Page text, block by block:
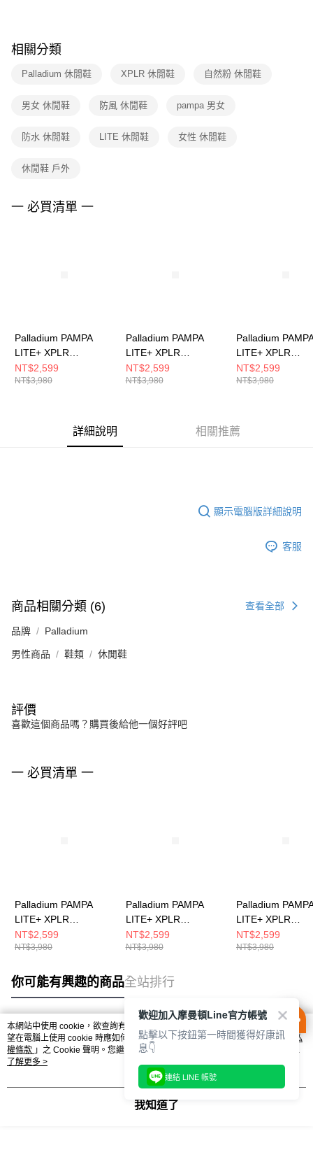
※ 交易是否成功請以「AFTEE先享後付 」之結帳頁面顯示為準，若有關於
是否繳費成功／繳費後需取消欲退款等相關疑問，請聯繫「AFTEE先享後付
客戶支援中心」https://netprotections.freshdesk.com/support/home
１．透過由恩沛科技股份有限公司提供之「AFTEE先享後付」服務完成之交
權轉讓予恩沛科技股份有限公司。
３．未成年的使用者請事先徵得法定代理人或監護人之同意方可使用
４．使用「AFTEE先享後付」時，將依據個別帳號之用戶狀況，依本公司即
相關分類
Palladium 休閒鞋 XPLR 休閒鞋 自然粉 休閒鞋
男女 休閒鞋 防風 休閒鞋 pampa 男女
防水 休閒鞋 LITE 休閒鞋 女性 休閒鞋
休閒鞋 戶外
一 必買清單 一
Palladium PAMPA
LITE+ XPLR
WP+~NATURAL
GREY 男女 休閒鞋
NT$2,599
NT$3,980
Palladium PAMPA
LITE+ XPLR
WP+~BLACK 男女 休
閒鞋 74383008
NT$2,599
NT$3,980
Palladium
LITE+ XPLR
WP+~BEIGE
女 休閒鞋
NT$2,599
NT$3,980
詳細說明 相關推薦
顯示電腦版詳細說明
客服
商品相關分類 (6) 查看全部
品牌 Palladium
男性商品 鞋類 休閒鞋
評價
喜歡這個商品嗎？購買後給他一個好評吧
一 必買清單 一
Palladium PAMPA
LITE+ XPLR
WP+~NATURAL
GREY 男女 休閒鞋
NT$2,599
NT$3,980
Palladium PAMPA
LITE+ XPLR
WP+~BLACK 男女 休
閒鞋 74383008
NT$2,599
NT$3,980
Palladium
LITE+ XPLR
WP+~BEIGE
女 休閒鞋
NT$2,599
NT$3,980
你可能有興趣的商品全站排行
熱門標籤
本網站中使用 cookie，欲查詢有關本網站使用 cookie 方式之詳情，及若您不希
望在電腦上使用 cookie 時應如何變更電腦的 cookie 設定，請參閱本網站「
隱私
權條款 」之 Cookie 聲明。您繼續使用本網站即表示您同意本公司得按本網站使
用條款之 Cookie 聲明使用 cookie。
了解更多 >
我知道了
歡迎加入摩曼頓Line官方帳號
點擊以下按鈕第一時間獲得好康訊
息👇
連結 LINE 帳號